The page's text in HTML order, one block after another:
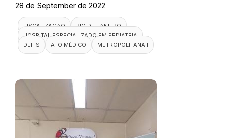
28 de September de 2022
FISCALIZAÇÃO
RIO DE JANEIRO
HOSPITAL ESPECIALIZADO EM PEDIATRIA
DEFIS
ATO MÉDICO METROPOLITANA I